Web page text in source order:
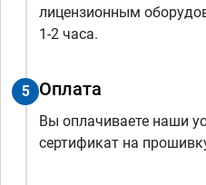
лицензионным
1-2 часа.
5 Оплата
Вы оплачиваете наши
сертификат на